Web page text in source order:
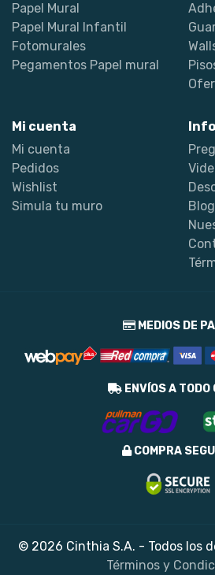
Papel Mural
Papel Mural Infantil
Fotomurales
Pegamentos Papel mural
Mi cuenta
Mi cuenta
Pedidos
Wishlist
Simula tu muro
Blog
MEDIOS DE
ENVÍOS A TODO
COMPRA
© 2026 Cinthia S.A. - Todos los
Términos y